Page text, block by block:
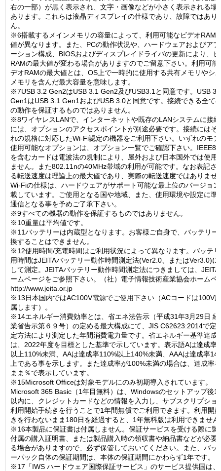
右の一部）が黒く表示され、文字・画像などが小さく表示される場
あります。これらは液晶ディスプレイの仕様であり、故障ではあり
ん。
※6搭載するメインメモリの容量によって、利用可能なビデオRAM
値が異なります。また、PCの動作状況や、ハードウェアおよびア
ーション構成、BIOSおよびディスプレイドライバの更新により、
RAMの最大値が変わる場合がありますのでご留意下さい。利用可能
デオRAMの最大値とは、OS上で一時的に使用する共有メモリやシ
メモリを含んだ最大容量を意味します。
※7USB 3.2 Gen2はUSB 3.1 Gen2及びUSB3.1と同意です。USB
Gen1はUSB 3.1 Gen1およびUSB 3.0と同意です。接続できる全て
の動作を保証するものではありません。
※8ワイヤレスLANで、インターネットや既存のLANシステムに接
には、オプションのアクセスポイントが別途必要です。接続にはそ
れの規格に対応したWi-Fi認定の機器をご利用下さい。いずれのモ
使用可能なオプションは、オプション一覧でご確認下さい。
を含むカードは電波法の規制により、屋外および日本国外では使用
ません。また802.11nの40MHz帯域の利用が可能です。なお表記さ
る転送速度は理論上の最大値であり、実際の転送速度ではありませ
Wi-Fiの仕様は、ハードウェアがサポート可能な最上位のバージョ
載しています。ご使用となる国や地域、また、使用環境や設定に準
通信となる事を予めご了承下さい。
※9すべての機器の動作を保証するものではありません。
※10重量は平均値です。
※11バッテリーは内蔵型となります。お客様ご自身で、バッテリー
換することはできません。
※12使用時間/充電時間はご利用状況によって異なります。バッテ
用時間はJEITAバッテリー動作時間測定法(Ver2.0、またはVer3.0)に
して測定。JEITAバッテリー動作時間測定法につきましては、
ームページをご参照下さい。（社）電子情報技術産業協会ホームペ
http://www.jeita.or.jp
※13日本国内ではAC100V電源でご使用下さい（ACコードは100V
属します）。
※14エネルギー消費効率とは、省エネ法告示（平成31年3月29日 経
業省告示第６９号）の定める最大構成にて、JIS C62623:2014で定
定方法により測定した年間消費電力量です。省エネルギー基準達成
は、2022年度を目標とした基準で示しています。表示語Aは達成率
以上110%未満、AAは達成率110%以上140%未満、AAAは達成率
上である事を示します。また達成率が100%未満の場合は、達成率
まま％で表示しています。
※15Microsoft Officeは対象モデルにのみ初期導入されています。
Microsoft 365 Basic（1年目無料）は、Windowsのセットアップ後
以内に、クレジットカードなどの情報を入力し、サブスクリプショ
利用開始手続きを行うことで1年間無償でご利用できます。利用開
きを行わないまま180日を経過すると、1年無料版は利用できません
※16本製品に保証書は付属しません。保証サービスを受ける際に製
付属の購入証明書、または製品購入時の領収書や納品書などが必要
る場合がありますので、必ず保管しておいてください。また、バッ
ーパック自体の保証期間は、本体の保証期間にかわらず1年です。
※17「IWS ハードウェア国際保証サービス」のサービス提供国は、